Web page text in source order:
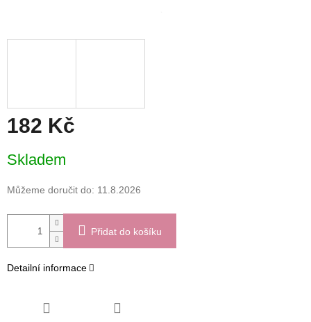
182 Kč
cena:
Skladem
Můžeme doručit do: 11.8.2026
Přidat do košíku
Detailní informace